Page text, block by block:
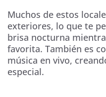
Muchos de estos
exteriores, lo que te
brisa nocturna
favorita. También es
música en vivo,
especial.